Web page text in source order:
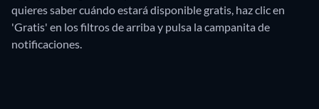
quieres saber cuándo estará disponible gratis, haz clic en
'Gratis' en los filtros de arriba y pulsa la campanita de
notificaciones.